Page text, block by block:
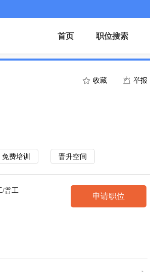
首页 职位搜索
收藏 举报
免费培训 晋升空间
/普工
申请职位